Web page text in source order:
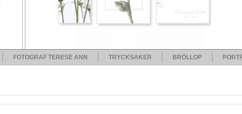
FOTOGRAF TERESE ANN TRYCKSAKER BRÖLLOP